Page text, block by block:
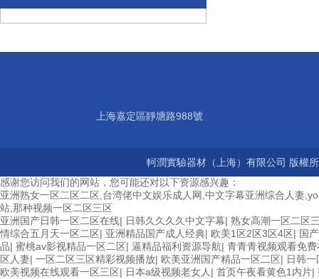
上海嘉定區靜塘路988號
軻潤實驗器材（上海）有限公司 版權
感谢您访问我们的网站，您可能还对以下资源感兴趣：
亚洲熟女一区二区二区,台湾佬中文娱乐成人网,中文字幕亚洲综合人妻
站,那种视频一区二区三区
亚洲国产日韩一区二区在线| 日韩久久久久中文字幕| 熟女高潮一区二区
情综合五月天一区二区| 亚洲精品国产成人经典| 欧美1区2区3区4区| 国
品| 蜜桃av影视精品一区二区| 逼精品福利资源导航| 青青青视频观看免
区人妻| 一区二区三区精彩视频播放| 欧美亚洲国产精品一区二区| 日韩
欧美视频在线观看一区三区| 日本a级视频老女人 | 首页午夜看黄色1内片|